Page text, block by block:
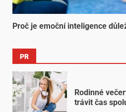
Proč je emoční inteligence
PR
Rodinné
trávit čas